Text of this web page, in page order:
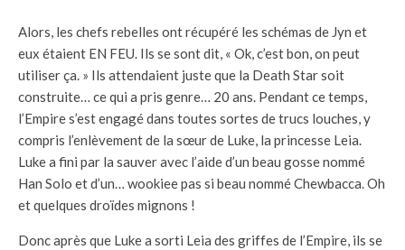
Alors, les chefs rebelles ont récupéré les schémas de Jyn et
eux étaient EN FEU. Ils se sont dit, « Ok, c’est bon, on peut
utiliser ça. » Ils attendaient juste que la Death Star soit
construite… ce qui a pris genre… 20 ans. Pendant ce temps,
l’Empire s’est engagé dans toutes sortes de trucs louches, y
compris l’enlèvement de la sœur de Luke, la princesse Leia.
Luke a fini par la sauver avec l’aide d’un beau gosse nommé
Han Solo et d’un… wookiee pas si beau nommé Chewbacca. Oh
et quelques droïdes mignons !
Donc après que Luke a sorti Leia des griffes de l’Empire, ils se